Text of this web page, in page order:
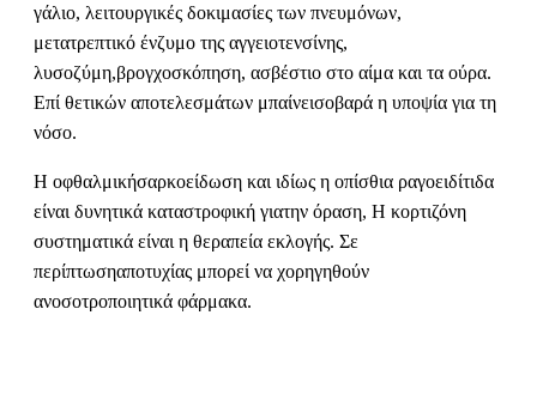
γάλιο, λειτουργικές δοκιμασίες των πνευμόνων,
μετατρεπτικό ένζυμο της αγγειοτενσίνης,
λυσοζύμη,βρογχοσκόπηση, ασβέστιο στο αίμα και τα ούρα.
Επί θετικών αποτελεσμάτων μπαίνεισοβαρά η υποψία για τη
νόσο.
Η οφθαλμικήσαρκοείδωση και ιδίως η οπίσθια ραγοειδίτιδα
είναι δυνητικά καταστροφική γιατην όραση, Η κορτιζόνη
συστηματικά είναι η θεραπεία εκλογής. Σε
περίπτωσηαποτυχίας μπορεί να χορηγηθούν
ανοσοτροποιητικά φάρμακα.